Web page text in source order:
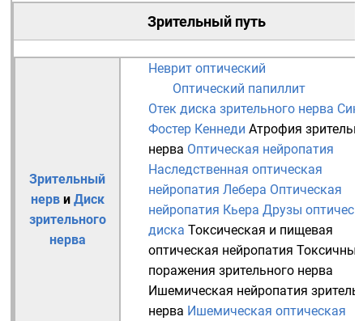
Зрительный путь
Зрительный
нерви Диск
зрительного
нерва
Неврит оптический
Оптический папиллит
Отек диска зрительного нерва
Фостер Кеннеди Атрофия
нерва Оптическая нейропатия
Наследственная оптическая
нейропатия Лебера Оптическая
нейропатия Кьера Друзы
диска Токсическая и пищевая
оптическая нейропатия Токсичные
поражения зрительного нерва
Ишемическая нейропатия
нерва Ишемическая оптическая